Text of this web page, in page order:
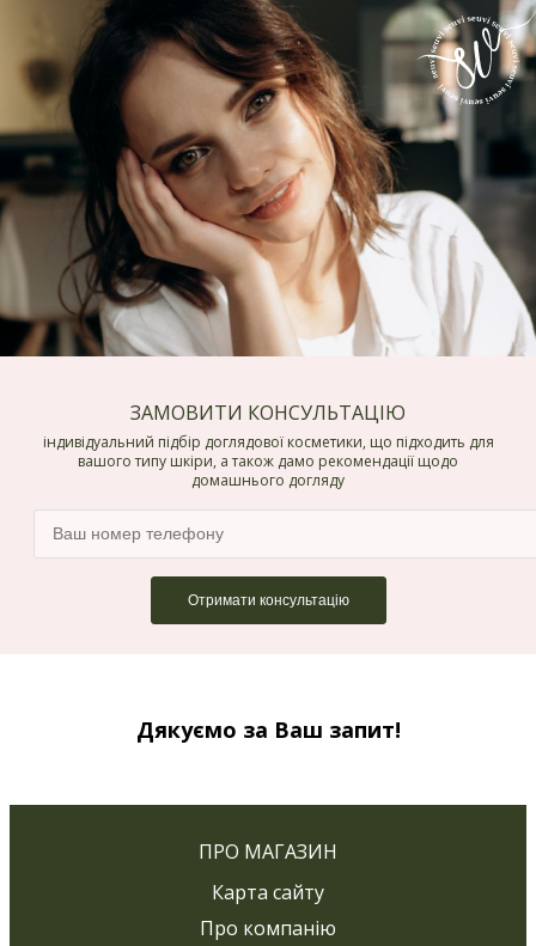
ЗАМОВИТИ КОНСУЛЬТАЦІЮ
індивідуальний підбір доглядової косметики, що підходить для
вашого типу шкіри, а також дамо рекомендації щодо
домашнього догляду
Дякуємо за Ваш запит!
ПРО МАГАЗИН
Карта сайту
Про компанію